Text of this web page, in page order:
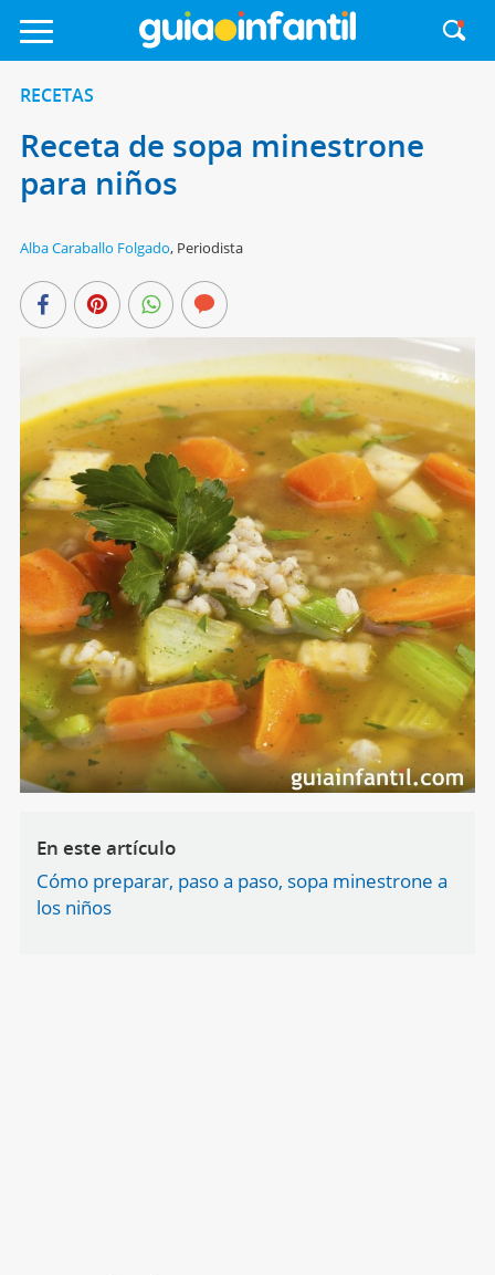
RECETAS
Receta de sopa minestrone
para niños
Alba Caraballo Folgado, Periodista
En este artículo
Cómo preparar, paso a paso, sopa minestrone a
los niños